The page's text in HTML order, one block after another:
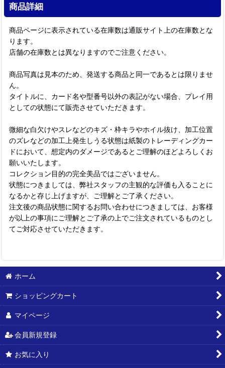
商品詳細
商品ページに表示されている在庫数は通販サイト上の在庫数とな
ります。
店舗の在庫数とは異なりますのでご注意ください。
商品写真は見本のため、発送する商品と同一であるとは限りませ
ん。
タイトルに、カード名や型番号以外の表記がない場合、プレイ用
としての状態にて販売させていただきます。
微細な白欠けやスレなどのキズ・枠キラやホイル抜け、加工位置
のズレなどの加工上発生しうる状態は紙製のトレーディングカー
ドにおいて、想定内のダメージであるとご理解のほどよろしくお
願いいたします。
コレクション目的の完全美品ではございません。
状態につきましては、弊社スタッフの主観的な評価も入ることに
なるかと存じ上げますが、ご理解とご了承ください。
注文後の商品状態に関するお問い合わせにつきましては、お客様
が以上の事項にご理解とご了承の上でご注文されているものとし
てご対応させていただきます。
ホーム
ショッピングカート
マイページ
会員新規登録
お気に入り